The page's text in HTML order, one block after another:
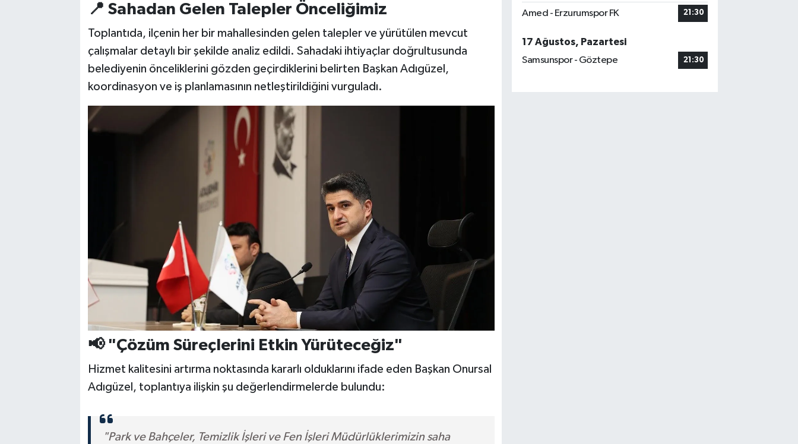
📍 Sahadan Gelen Talepler Önceliğimiz
Toplantıda, ilçenin her bir mahallesinden gelen talepler ve yürütülen mevcut
çalışmalar detaylı bir şekilde analiz edildi. Sahadaki ihtiyaçlar doğrultusunda
belediyenin önceliklerini gözden geçirdiklerini belirten Başkan Adıgüzel,
koordinasyon ve iş planlamasının netleştirildiğini vurguladı.
📢 "Çözüm Süreçlerini Etkin Yürüteceğiz"
Hizmet kalitesini artırma noktasında kararlı olduklarını ifade eden Başkan Onursal
Adıgüzel, toplantıya ilişkin şu değerlendirmelerde bulundu:
"Park ve Bahçeler, Temizlik İşleri ve Fen İşleri Müdürlüklerimizin saha
Amed - Erzurumspor FK 21:30
17 Ağustos, Pazartesi
Samsunspor - Göztepe
21:30